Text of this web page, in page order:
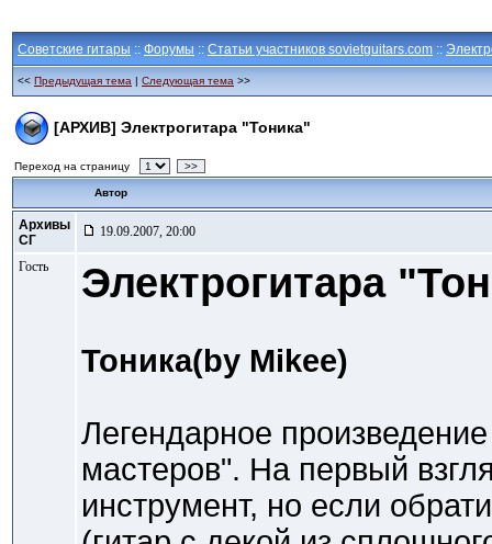
Советские гитары :: Форумы :: Статьи участников sovietguitars.com ::
<< Предыдущая тема | Следующая тема >>
[АРХИВ] Электрогитара "Тоника"
Переход на страницу >>
Автор
Архивы
СГ
19.09.2007, 20:00
Гость Электрогитара
Тоника(by Mikee)
Легендарное
мастеров". На первый
инструмент, но если